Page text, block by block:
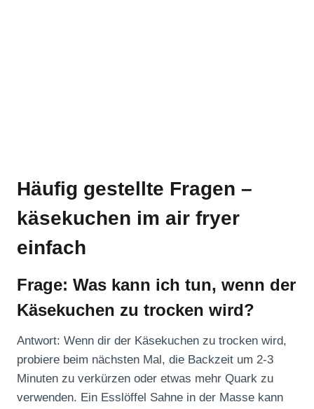
Häufig gestellte Fragen –
käsekuchen im air fryer
einfach
Frage: Was kann ich tun, wenn der
Käsekuchen zu trocken wird?
Antwort: Wenn dir der Käsekuchen zu trocken wird,
probiere beim nächsten Mal, die Backzeit um 2-3
Minuten zu verkürzen oder etwas mehr Quark zu
verwenden. Ein Esslöffel Sahne in der Masse kann